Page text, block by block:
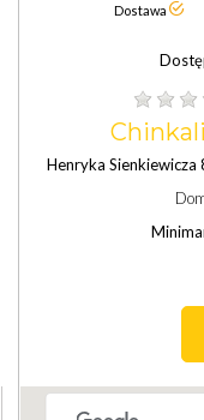
Dostawa
Henryka